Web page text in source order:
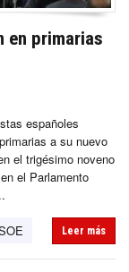
en primarias
españoles
a su nuevo
el trigésimo noveno
el Parlamento
Leer más